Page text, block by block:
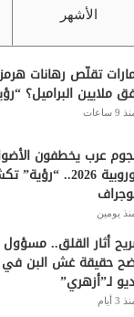
الأشهر
تقلّص رهانات
ملايين البراميل؟
9 ساعات
نجوم عرب يخطفون
الأوروبية 2026..
يومين
أثار القلق.. مسؤول
حقيقة غش البن في
لـ”أزهري”
3 أيام